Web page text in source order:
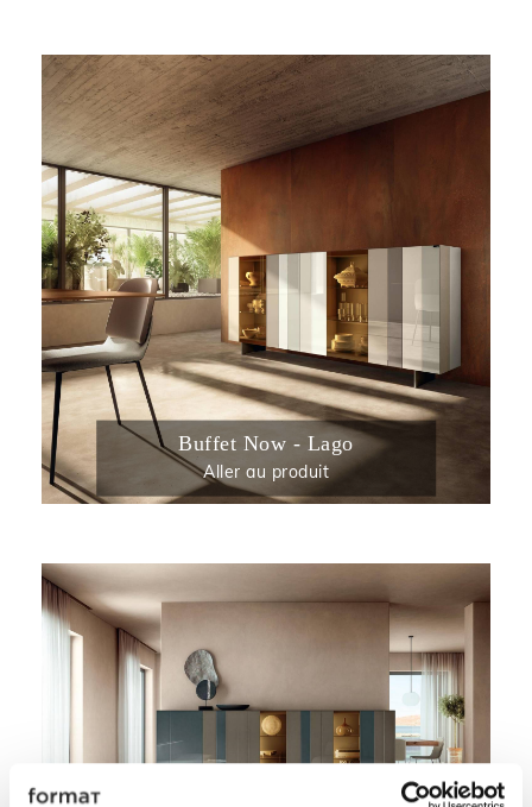
Buffet Now - Lago
Aller au produit